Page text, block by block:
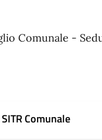
Comunale -
Comunale